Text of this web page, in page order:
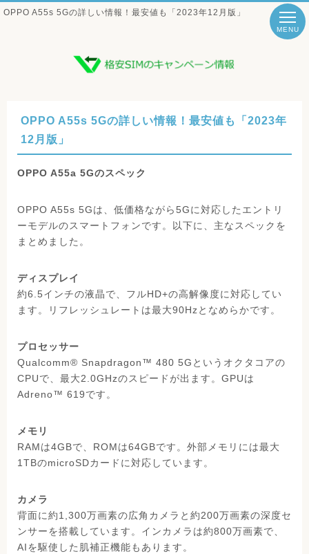
OPPO A55s 5Gの詳しい情報！最安値も「2023年12月版」
MENU
OPPO A55s 5Gの詳しい情報！最安値も「2023年
12月版」
OPPO A55a 5Gのスペック
OPPO A55s 5Gは、低価格ながら5Gに対応したエントリ
ーモデルのスマートフォンです。以下に、主なスペックを
まとめました。
ディスプレイ
約6.5インチの液晶で、フルHD+の高解像度に対応してい
ます。リフレッシュレートは最大90Hzとなめらかです。
プロセッサー
Qualcomm® Snapdragon™ 480 5Gというオクタコアの
CPUで、最大2.0GHzのスピードが出ます。GPUは
Adreno™ 619です。
メモリ
RAMは4GBで、ROMは64GBです。外部メモリには最大
1TBのmicroSDカードに対応しています。
カメラ
背面に約1,300万画素の広角カメラと約200万画素の深度セ
ンサーを搭載しています。インカメラは約800万画素で、
AIを駆使した肌補正機能もあります。